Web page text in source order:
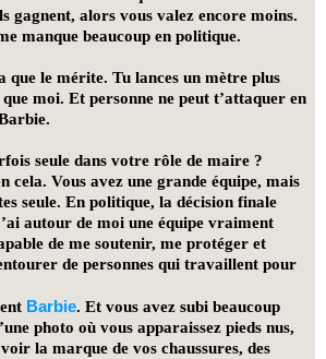
gagnent, alors vous valez encore moins.
manque beaucoup en politique.
que le mérite. Tu lances un mètre plus
moi. Et personne ne peut t’attaquer en
seule dans votre rôle de maire ?
cela. Vous avez une grande équipe, mais
seule. En politique, la décision finale
autour de moi une équipe vraiment
de me soutenir, me protéger et
de personnes qui travaillent pour
Barbie. Et vous avez subi beaucoup
photo où vous apparaissez pieds nus,
la marque de vos chaussures, des